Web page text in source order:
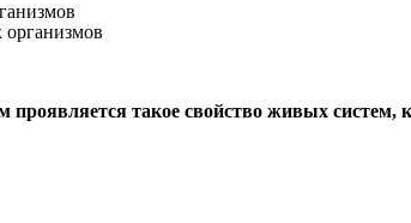
такое свойство живых систем,